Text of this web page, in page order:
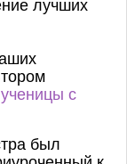
лучших
с
был